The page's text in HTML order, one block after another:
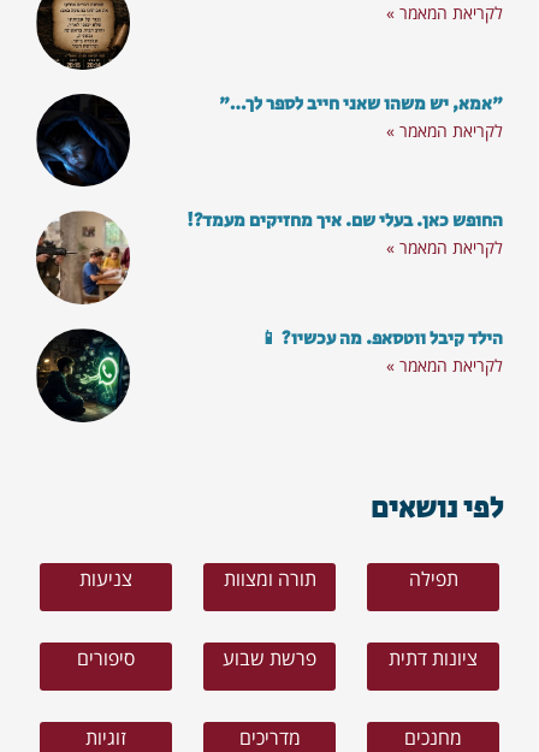
לקריאת המאמר »
"אמא, יש משהו שאני חייב לספר לך…"
לקריאת המאמר »
החופש כאן. בעלי שם. איך מחזיקים מעמד?!
לקריאת המאמר »
הילד קיבל ווטסאפ. מה עכשיו? 📱
לקריאת המאמר »
לפי נושאים
תפילה תורה ומצוות צניעות
ציונות דתית פרשת שבוע סיפורים
מחנכים מדריכים זוגיות